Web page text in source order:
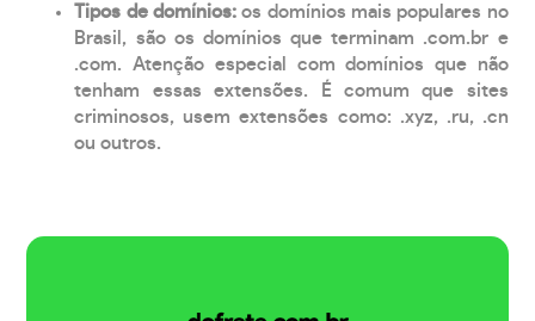
Tipos de domínios:os domínios mais populares no
Brasil, são os domínios que terminam .com.br e
.com. Atenção especial com domínios que não
tenham essas extensões. É comum que sites
criminosos, usem extensões como: .xyz, .ru, .cn
ou outros.